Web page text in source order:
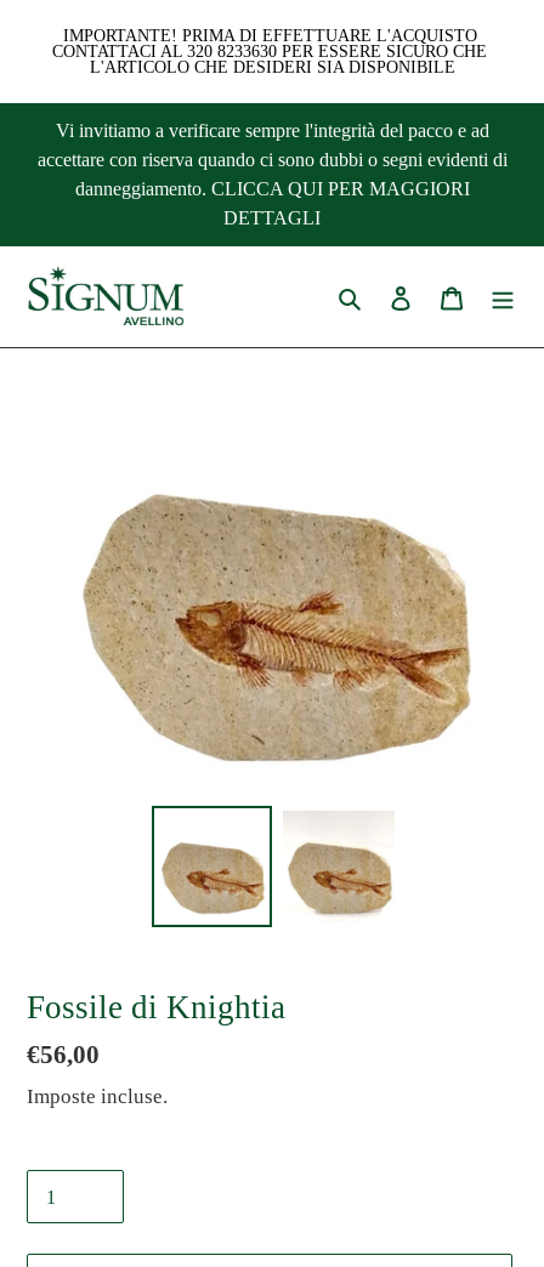
IMPORTANTE! PRIMA DI EFFETTUARE L'ACQUISTO
CONTATTACI AL 320 8233630 PER ESSERE SICURO CHE
L'ARTICOLO CHE DESIDERI SIA DISPONIBILE
direttamente
Vi invitiamo a verificare sempre l'integrità del pacco e ad
accettare con riserva quando ci sono dubbi o segni evidenti di
danneggiamento. CLICCA QUI PER MAGGIORI
DETTAGLI
Cerca Accedi Carrello
Fossile di Knightia
Prezzo
di
€56,00
Imposte incluse.